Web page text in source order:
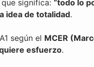
significa: “todo lo
idea de totalidad.
según el MCER
esfuerzo.